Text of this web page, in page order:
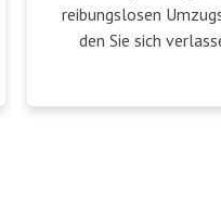
reibungslosen
den Sie sich